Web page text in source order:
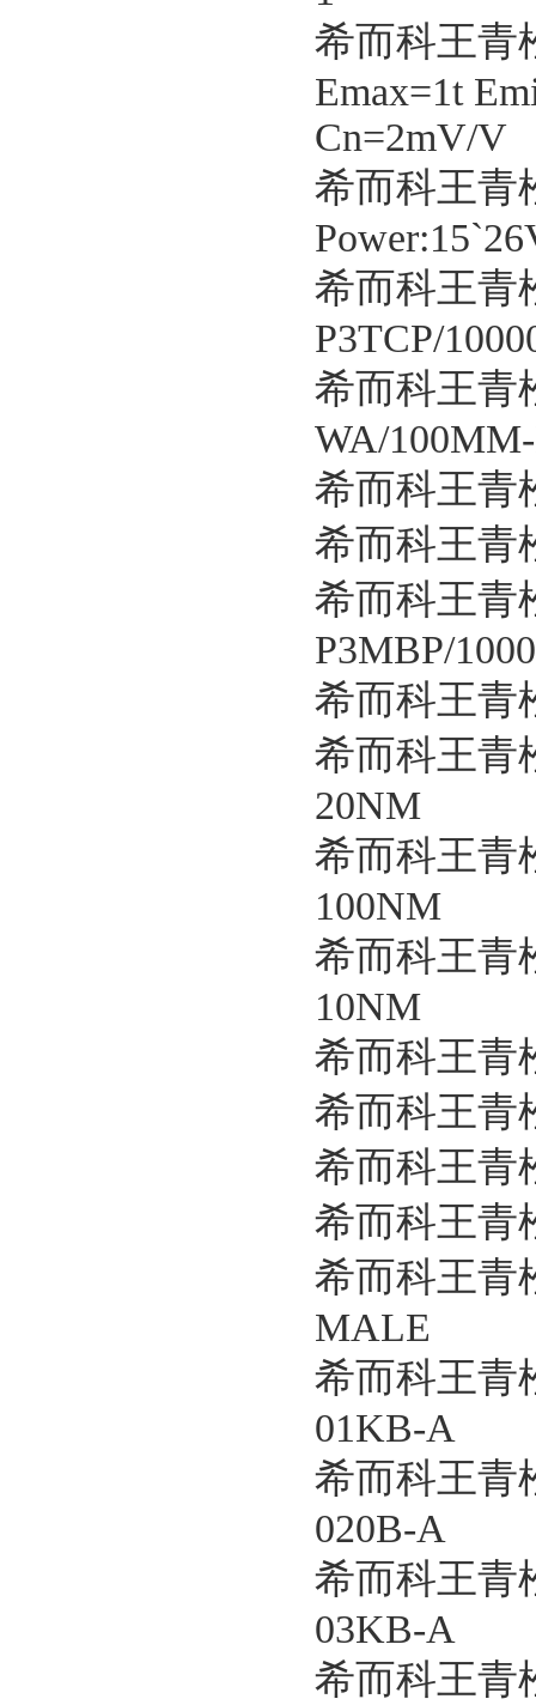
希而科王
Emax=1t
Cn=2mV/V
希而科王
希而科王
P3TCP/
希而科王
WA/
希而科王
希而科王
希而科王
P3MBP/
希而科王
希而科王
20NM
希而科王
100NM
希而科王
10NM
希而科王
希而科王
希而科王
希而科王
希而科王
MALE
希而科王
01KB-A
希而科王
020B-A
希而科王
03KB-A
希而科王